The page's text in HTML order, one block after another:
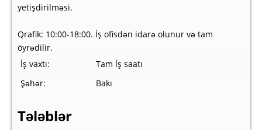
yetişdirilməsi.
Qrafik: 10:00-18:00. İş ofisdən idarə olunur və tam
öyrədilir.
İş vaxtı:
Tam İş saatı
Şəhər:
Bakı
Tələblər